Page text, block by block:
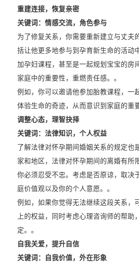
重建连接，恢复亲密
关键词：情感交流，角色参与
为了修复关系，你需要重新建立与丈夫
括让他更多地参与到孕育新生命的活动
加孕妇课程，甚至是一起规划宝宝的房
家庭中的重要性，重燃责任感。。
例如，你可以邀请他参加胎教课程，一
体验生命的奇迹，从而意识到家庭的重
调整心态，理智抉择
关键词：法律知识，个人权益
了解法律对怀孕期间婚姻关系的规定也
家和地区，法律对怀孕期间的离婚有所
你必须忍受不忠。考虑是否原谅，取决
庭价值观以及你的个人意愿。。
例如，如果你觉得无法继续这段关系，
上的权益，同时考虑心理咨询师的帮助
定。。
自我关爱，提升自信
关键词：自我价值，外在形象